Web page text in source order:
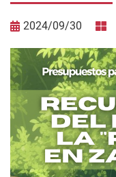
2024/09/30